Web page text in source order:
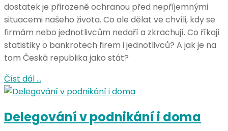
dostatek je přirozeně ochranou před nepříjemnými
situacemi našeho života. Co ale dělat ve chvíli, kdy se
firmám nebo jednotlivcům nedaří a zkrachují. Co říkají
statistiky o bankrotech firem i jednotlivců? A jak je na
tom Česká republika jako stát?
Číst dál …
Delegování v podnikání i doma